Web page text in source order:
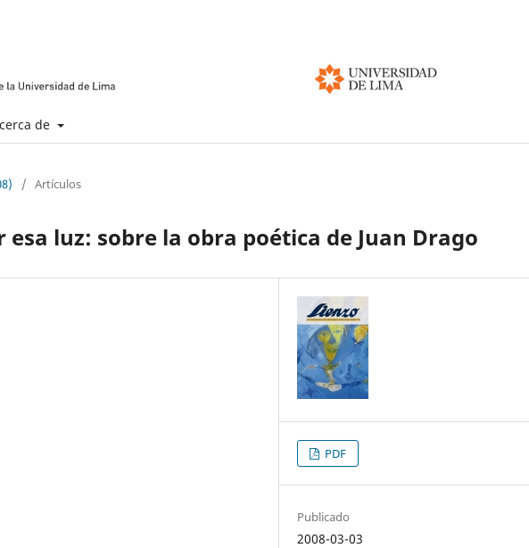
de
/ Artículos
esa luz: sobre la obra poética de Juan Drago
PDF
Publicado
2008-03-03